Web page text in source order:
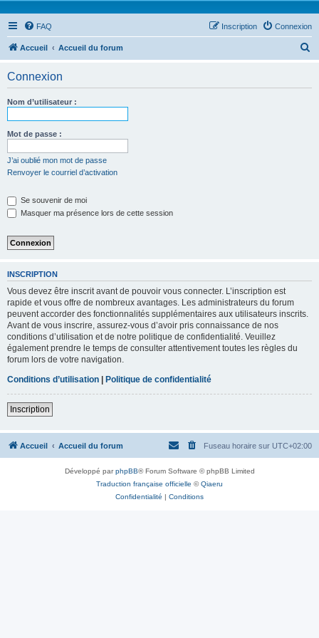
FAQ Connexion
Inscription
Accueil Accueil du forum
Connexion
Nom d’utilisateur :
Mot de passe :
J’ai oublié mon mot de passe
Renvoyer le courriel d’activation
Se souvenir de moi
Masquer ma présence lors de cette session
INSCRIPTION
Vous devez être inscrit avant de pouvoir vous connecter. L’inscription est
rapide et vous offre de nombreux avantages. Les administrateurs du forum
peuvent accorder des fonctionnalités supplémentaires aux utilisateurs inscrits.
Avant de vous inscrire, assurez-vous d’avoir pris connaissance de nos
conditions d’utilisation et de notre politique de confidentialité. Veuillez
également prendre le temps de consulter attentivement toutes les règles du
forum lors de votre navigation.
Conditions d’utilisation | Politique de confidentialité
Inscription
Accueil Accueil du forum Fuseau horaire sur UTC+02:00
Développé parphpBB® Forum Software © phpBB Limited
Traduction française officielle ©Qiaeru
Confidentialité | Conditions